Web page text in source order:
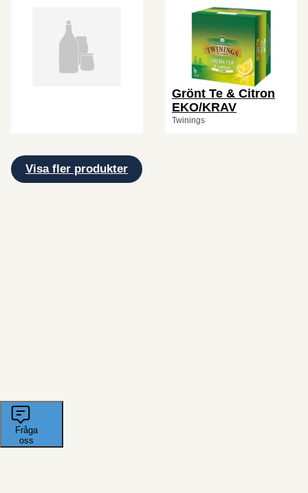
Grönt Te & Citron
EKO/KRAV
Twinings
Visa fler produkter